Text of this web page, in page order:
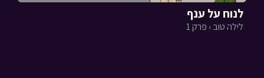
לנוח על ענף
לילה טוב › פרק 1